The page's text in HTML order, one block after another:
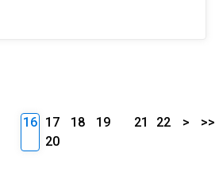
16 17 18
19
20
21 22 > >>